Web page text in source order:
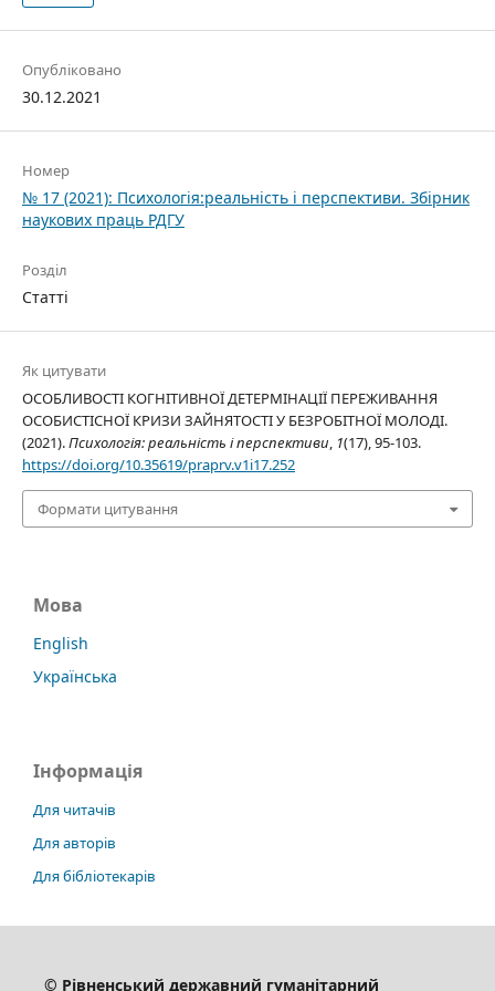
Опубліковано
30.12.2021
Номер
№ 17 (2021): Психологія:реальність і перспективи. Збірник
наукових праць РДГУ
Розділ
Статті
Як цитувати
ОСОБЛИВОСТІ КОГНІТИВНОЇ ДЕТЕРМІНАЦІЇ ПЕРЕЖИВАННЯ
ОСОБИСТІСНОЇ КРИЗИ ЗАЙНЯТОСТІ У БЕЗРОБІТНОЇ МОЛОДІ.
(2021).Психологія: реальність і перспективи, 1(17), 95-103.
https://doi.org/10.35619/praprv.v1i17.252
Формати цитування
Мова
English
Українська
Інформація
Для читачів
Для авторів
Для бібліотекарів
© Рівненський державний гуманітарний